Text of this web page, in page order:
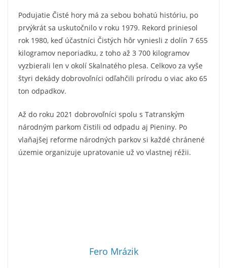
Podujatie Čisté hory má za sebou bohatú históriu, po
prvýkrát sa uskutočnilo v roku 1979. Rekord priniesol
rok 1980, keď účastníci Čistých hôr vyniesli z dolín 7 655
kilogramov neporiadku, z toho až 3 700 kilogramov
vyzbierali len v okolí Skalnatého plesa. Celkovo za vyše
štyri dekády dobrovoľníci odľahčili prírodu o viac ako 65
ton odpadkov.
Až do roku 2021 dobrovoľníci spolu s Tatranským
národným parkom čistili od odpadu aj Pieniny. Po
vlaňajšej reforme národných parkov si každé chránené
územie organizuje upratovanie už vo vlastnej réžii.
Fero Mrázik